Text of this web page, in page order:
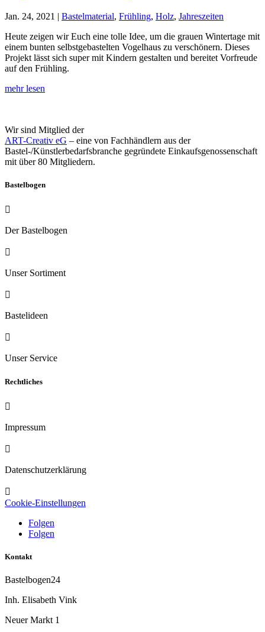
Jan. 24, 2021 | Bastelmaterial, Frühling, Holz, Jahreszeiten
Heute zeigen wir Euch eine tolle Idee, um die grauen Wintertage mit
einem bunten selbstgebastelten Vogelhaus zu verschönern. Dieses
Projekt lässt sich super mit Kindern gestalten und bereitet Vorfreude
auf den Frühling.
mehr lesen
Wir sind Mitglied der
ART-Creativ eG – eine von Fachhändlern aus der
Bastel-/Künstlerbedarfsbranche gegründete Einkaufsgenossenschaft
mit über 80 Mitgliedern.
Bastelbogen

Der Bastelbogen

Unser Sortiment

Bastelideen

Unser Service
Rechtliches

Impressum

Datenschutzerklärung

Cookie-Einstellungen
Folgen
Folgen
Kontakt
Bastelbogen24
Inh. Elisabeth Vink
Neuer Markt 1